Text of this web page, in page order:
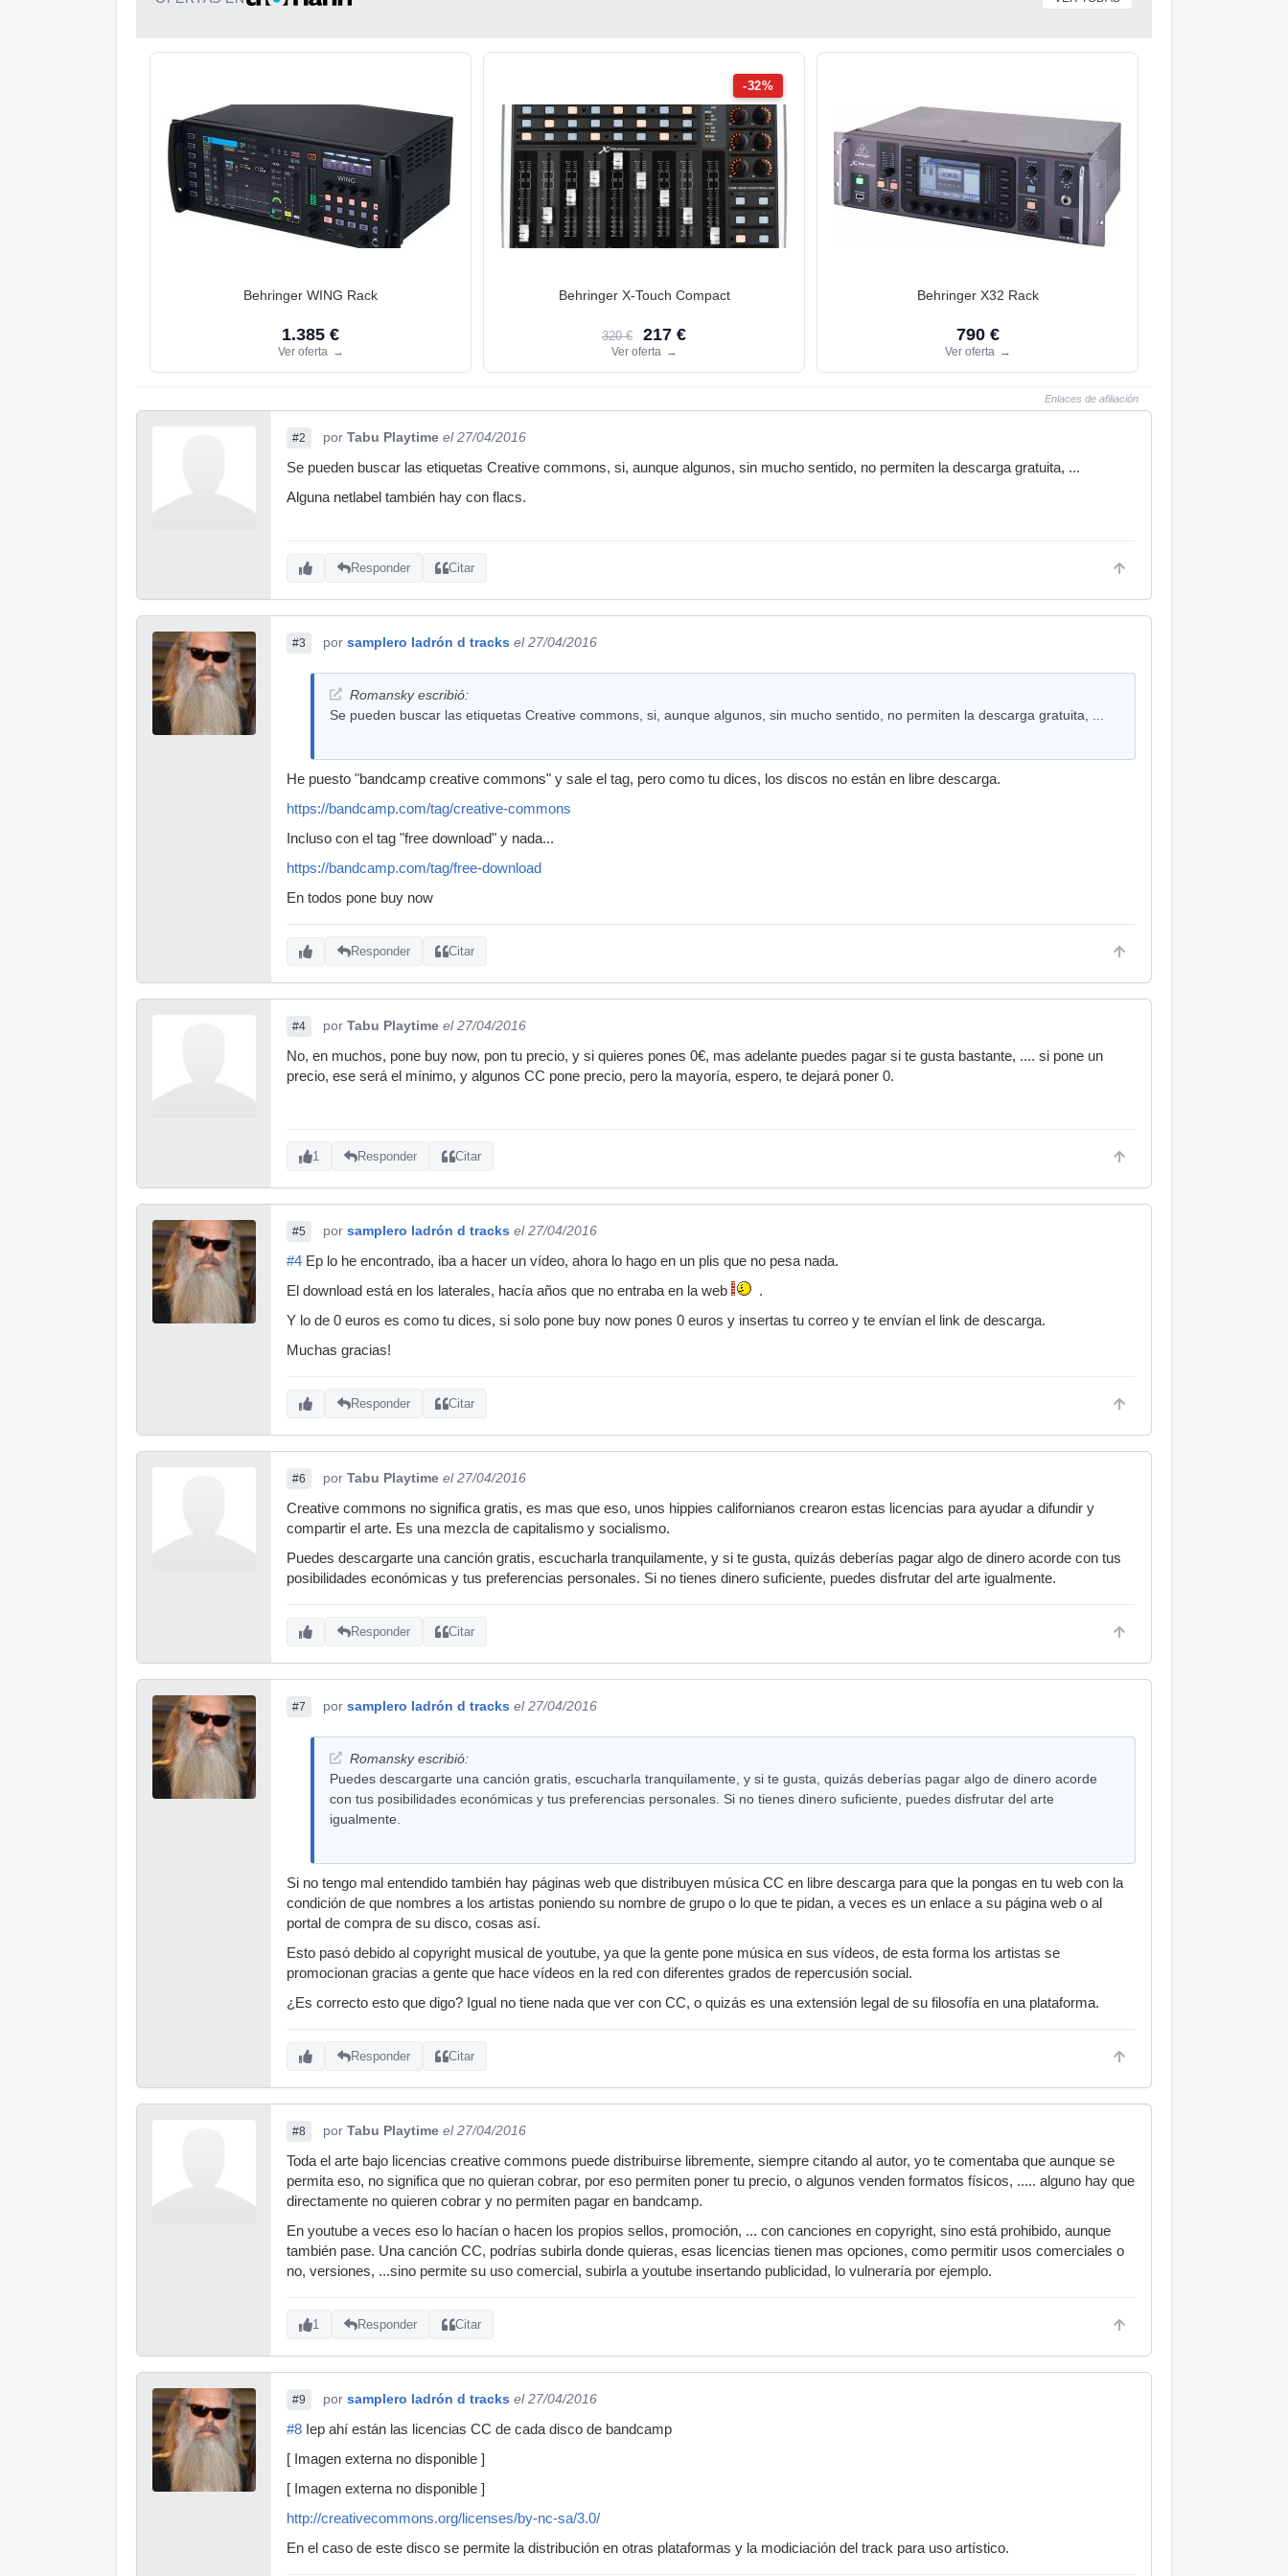
Behringer WING Rack
1.385 €
Ver oferta →
-32%
Behringer X-Touch Compact
320 € 217 €
Ver oferta →
Behringer X32 Rack
790 €
Ver oferta →
Enlaces de afiliación
#2 por Tabu Playtime el 27/04/2016
Se pueden buscar las etiquetas Creative commons, si, aunque algunos, sin mucho sentido, no permiten la descarga gratuita, ...
Alguna netlabel también hay con flacs.
Responder Citar
#3 por samplero ladrón d tracks el 27/04/2016
Romansky escribió:
Se pueden buscar las etiquetas Creative commons, si, aunque algunos, sin mucho sentido, no permiten la descarga gratuita, ...
He puesto "bandcamp creative commons" y sale el tag, pero como tu dices, los discos no están en libre descarga.
https://bandcamp.com/tag/creative-commons
Incluso con el tag "free download" y nada...
https://bandcamp.com/tag/free-download
En todos pone buy now
Responder Citar
#4 por Tabu Playtime el 27/04/2016
No, en muchos, pone buy now, pon tu precio, y si quieres pones 0€, mas adelante puedes pagar si te gusta bastante, .... si pone un
precio, ese será el mínimo, y algunos CC pone precio, pero la mayoría, espero, te dejará poner 0.
1 Responder Citar
#5 por samplero ladrón d tracks el 27/04/2016
#4 Ep lo he encontrado, iba a hacer un vídeo, ahora lo hago en un plis que no pesa nada.
El download está en los laterales, hacía años que no entraba en la web
.
Y lo de 0 euros es como tu dices, si solo pone buy now pones 0 euros y insertas tu correo y te envían el link de descarga.
Muchas gracias!
Responder Citar
#6 por Tabu Playtime el 27/04/2016
Creative commons no significa gratis, es mas que eso, unos hippies californianos crearon estas licencias para ayudar a difundir y
compartir el arte. Es una mezcla de capitalismo y socialismo.
Puedes descargarte una canción gratis, escucharla tranquilamente, y si te gusta, quizás deberías pagar algo de dinero acorde con tus
posibilidades económicas y tus preferencias personales. Si no tienes dinero suficiente, puedes disfrutar del arte igualmente.
Responder Citar
#7 por samplero ladrón d tracks el 27/04/2016
Romansky escribió:
Puedes descargarte una canción gratis, escucharla tranquilamente, y si te gusta, quizás deberías pagar algo de dinero acorde
con tus posibilidades económicas y tus preferencias personales. Si no tienes dinero suficiente, puedes disfrutar del arte
igualmente.
Si no tengo mal entendido también hay páginas web que distribuyen música CC en libre descarga para que la pongas en tu web con la
condición de que nombres a los artistas poniendo su nombre de grupo o lo que te pidan, a veces es un enlace a su página web o al
portal de compra de su disco, cosas así.
Esto pasó debido al copyright musical de youtube, ya que la gente pone música en sus vídeos, de esta forma los artistas se
promocionan gracias a gente que hace vídeos en la red con diferentes grados de repercusión social.
¿Es correcto esto que digo? Igual no tiene nada que ver con CC, o quizás es una extensión legal de su filosofía en una plataforma.
Responder Citar
#8 por Tabu Playtime el 27/04/2016
Toda el arte bajo licencias creative commons puede distribuirse libremente, siempre citando al autor, yo te comentaba que aunque se
permita eso, no significa que no quieran cobrar, por eso permiten poner tu precio, o algunos venden formatos físicos, ..... alguno hay que
directamente no quieren cobrar y no permiten pagar en bandcamp.
En youtube a veces eso lo hacían o hacen los propios sellos, promoción, ... con canciones en copyright, sino está prohibido, aunque
también pase. Una canción CC, podrías subirla donde quieras, esas licencias tienen mas opciones, como permitir usos comerciales o
no, versiones, ...sino permite su uso comercial, subirla a youtube insertando publicidad, lo vulneraría por ejemplo.
1 Responder Citar
#9 por samplero ladrón d tracks el 27/04/2016
#8 Iep ahí están las licencias CC de cada disco de bandcamp
[ Imagen externa no disponible ]
[ Imagen externa no disponible ]
http://creativecommons.org/licenses/by-nc-sa/3.0/
En el caso de este disco se permite la distribución en otras plataformas y la modiciación del track para uso artístico.